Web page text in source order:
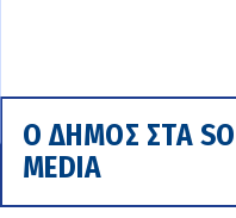
Ο ΔΗΜΟΣ ΣΤΑ
MEDIA